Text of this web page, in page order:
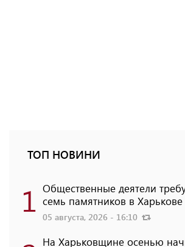
ТОП НОВИНИ
1 Общественные деятели
семь памятников в Харькове
05 августа, 2026 - 16:10
На Харьковщине осенью